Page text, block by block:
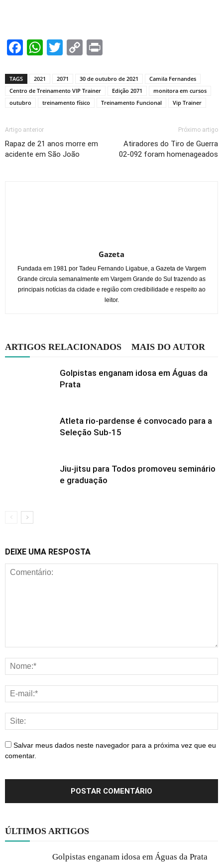
Facebook
WhatsApp
TwitterCopy
TAGS 2021 2071 30 de outubro de 2021
Camila Fernandes
Centro de Treinamento VIP Trainer
Edição 2071
monitora em cursos
outubro
treinamento físico Treinamento Funcional Vip Trainer
Artigo anterior
Rapaz de 21 anos morre em
acidente em São João
Próximo artigo
Atiradores do Tiro de Guerra
02-092 foram homenageados
Gazeta
Fundada em 1981 por Tadeu Fernando Ligabue, a Gazeta de Vargem
Grande circula semanalmente em Vargem Grande do Sul trazendo as
principais notícias da cidade e região com credibilidade e respeito ao
leitor.
ARTIGOS RELACIONADOS MAIS DO AUTOR
Golpistas enganam idosa em Águas da
Prata
Atleta rio-pardense é convocado para a
Seleção Sub-15
Jiu-jitsu para Todos promoveu seminário
e graduação
DEIXE UMA RESPOSTA
Salvar meus dados neste navegador para a próxima vez que eu
comentar.
ÚLTIMOS ARTIGOS
Golpistas enganam idosa em Águas da Prata